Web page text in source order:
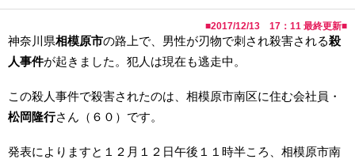
■2017/12/13 17：11 最終更新■
神奈川県相模原市の路上で、男性が刃物で刺され殺害される殺
人事件が起きました。犯人は現在も逃走中。
この殺人事件で殺害されたのは、相模原市南区に住む会社員・
松岡隆行さん（６０）です。
発表によりますと１２月１２日午後１１時半ころ、相模原市南